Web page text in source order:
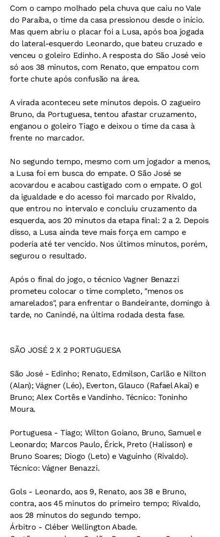
Com o campo molhado pela chuva que caiu no Vale
do Paraíba, o time da casa pressionou desde o início.
Mas quem abriu o placar foi a Lusa, após boa jogada
do lateral-esquerdo Leonardo, que bateu cruzado e
venceu o goleiro Edinho. A resposta do São José veio
só aos 38 minutos, com Renato, que empatou com
forte chute após confusão na área.
A virada aconteceu sete minutos depois. O zagueiro
Bruno, da Portuguesa, tentou afastar cruzamento,
enganou o goleiro Tiago e deixou o time da casa à
frente no marcador.
No segundo tempo, mesmo com um jogador a menos,
a Lusa foi em busca do empate. O São José se
acovardou e acabou castigado com o empate. O gol
da igualdade e do acesso foi marcado por Rivaldo,
que entrou no intervalo e concluiu cruzamento da
esquerda, aos 20 minutos da etapa final: 2 a 2. Depois
disso, a Lusa ainda teve mais força em campo e
poderia até ter vencido. Nos últimos minutos, porém,
segurou o resultado.
Após o final do jogo, o técnico Vagner Benazzi
prometeu colocar o time completo, "menos os
amarelados", para enfrentar o Bandeirante, domingo à
tarde, no Canindé, na última rodada desta fase.
SÃO JOSÉ 2 X 2 PORTUGUESA
São José - Edinho; Renato, Edmilson, Carlão e Nilton
(Alan); Vágner (Léo), Everton, Glauco (Rafael Akai) e
Bruno; Alex Cortês e Vandinho. Técnico: Toninho
Moura.
Portuguesa - Tiago; Wilton Goiano, Bruno, Samuel e
Leonardo; Marcos Paulo, Érick, Preto (Halisson) e
Bruno Soares; Diogo (Leto) e Vaguinho (Rivaldo).
Técnico: Vágner Benazzi.
Gols - Leonardo, aos 9, Renato, aos 38 e Bruno,
contra, aos 45 minutos do primeiro tempo; Rivaldo,
aos 28 minutos do segundo tempo.
Árbitro - Cléber Wellington Abade.